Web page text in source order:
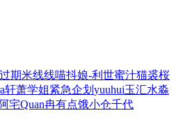
过期米线线喵抖娘-利世蜜汁猫裘桜
轩萧学姐紧急企划 yuuhui玉汇水淼
宅Quan冉有点饿小仓千代